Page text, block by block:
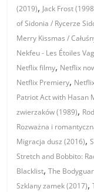
(2019), Jack Frost
of Sidonia / Rycerze
Merry Kissmas /
Nekfeu - Les Étoiles
Netflix filmy, Netflix
Netflix Premiery,
Patriot Act with Hasan
zwierzaków (1989),
Rozważna i
Migracja dusz (2016),
Stretch and Bobbito:
Blacklist,The
Szklany zamek (2017),